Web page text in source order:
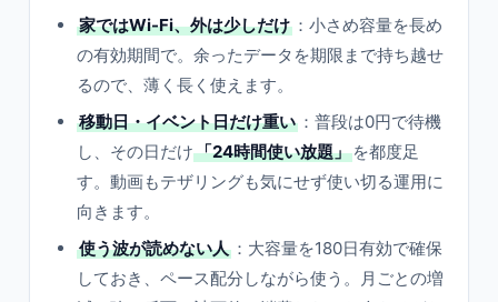
家ではWi-Fi、外は少しだけ ：小さめ容量を長め
の有効期間で。余ったデータを期限まで持ち越せ
るので、薄く長く使えます。
移動日・イベント日だけ重い ：普段は0円で待機
し、その日だけ「24時間使い放題」 を都度足
す。動画もテザリングも気にせず使い切る運用に
向きます。
使う波が読めない人 ：大容量を180日有効で確保
しておき、ペース配分しながら使う。月ごとの増